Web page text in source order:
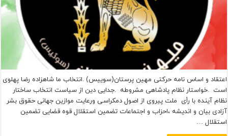
اعتقاد و‌ اساس نامه حرکتی مهین پرستان(سوییس) .انتخاب ما شاهزاده رضا پهلوی
است .خواستار نظام پادشاهی مشروطه .جدایی دین از سیاست انتخاب ساختار
نظام آینده با رأی ملت پیروی از اصول دمکراسی ورعایت موازین جهانی حقوق بشر
آزادی بیان و اندیشه ،احزاب و اجتماعات تضمین استقلال قوه قضایی تضمین
استقلال …